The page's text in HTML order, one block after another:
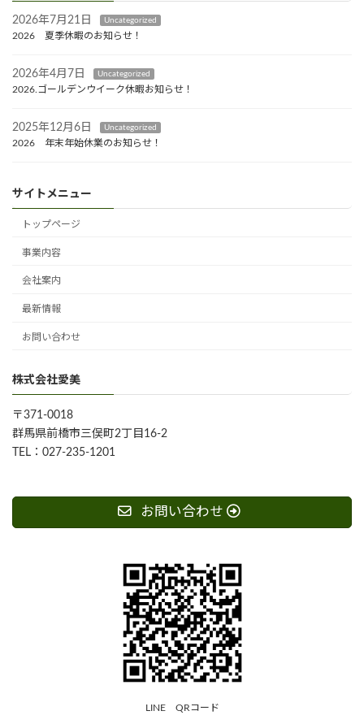
2026年7月21日 Uncategorized
2026 夏季休暇のお知らせ！
2026年4月7日 Uncategorized
2026.ゴールデンウイーク休暇お知らせ！
2025年12月6日 Uncategorized
2026 年末年始休業のお知らせ！
サイトメニュー
トップページ
事業内容
会社案内
最新情報
お問い合わせ
株式会社愛美
〒371-0018
群馬県前橋市三俣町2丁目16-2
TEL：027-235-1201
お問い合わせ
LINE QRコード